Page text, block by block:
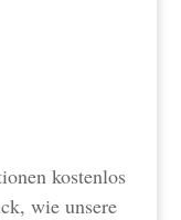
kostenlos
wie unsere